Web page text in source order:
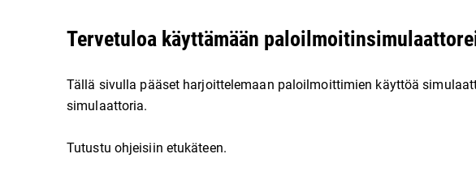
Tervetuloa käyttämään
Tällä sivulla pääset harjoittelemaan paloilmoittimien käyttöä
simulaattoria.
Tutustu ohjeisiin etukäteen.